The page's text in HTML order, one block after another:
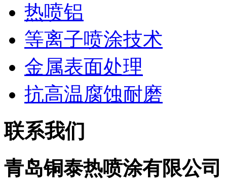
热喷铝
等离子喷涂技术
金属表面处理
抗高温腐蚀耐磨
联系我们
青岛铜泰热喷涂有限公